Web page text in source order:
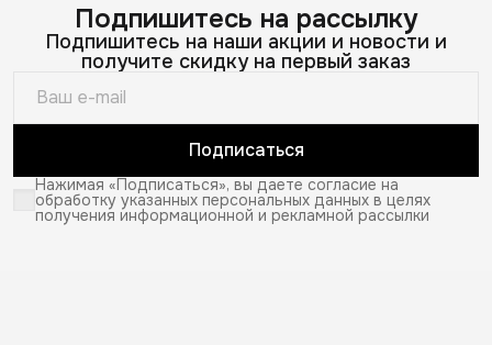
Подпишитесь на рассылку
Подпишитесь на наши акции и новости и
получите скидку на первый заказ
Подписаться
Нажимая «Подписаться», вы даете согласие на
обработку указанных персональных данных в целях
получения информационной и рекламной рассылки